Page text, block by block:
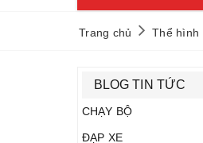
Trang chủ Thể hình
BLOG TIN TỨC
CHẠY BỘ
ĐẠP XE